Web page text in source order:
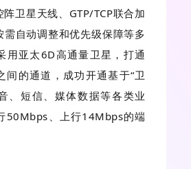
卫星天线、GTP/TCP联合加
需自动调整和优先级保障等多
用亚太6D高通量卫星，打通
间的通道，成功开通基于“卫
、短信、媒体数据等各类业
50Mbps、上行14Mbps的端